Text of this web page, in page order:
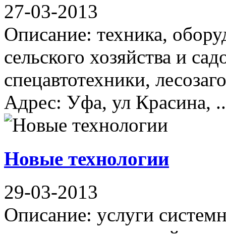
27-03-2013
Описание: техника,
сельского хозяйства и
спецавтотехники,
Адрес: Уфа, ул Красина,
Новые технологии
29-03-2013
Описание: услуги